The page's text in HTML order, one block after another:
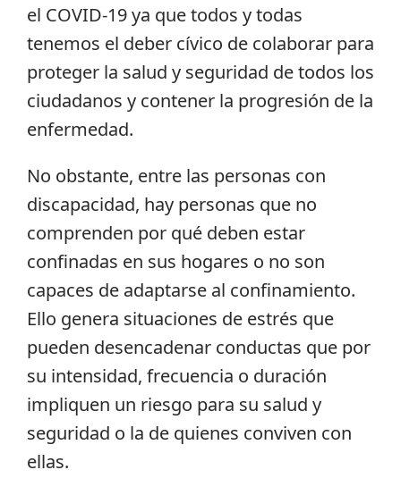
el COVID-19 ya que todos y todas
tenemos el deber cívico de colaborar para
proteger la salud y seguridad de todos los
ciudadanos y contener la progresión de la
enfermedad.
No obstante, entre las personas con
discapacidad, hay personas que no
comprenden por qué deben estar
confinadas en sus hogares o no son
capaces de adaptarse al confinamiento.
Ello genera situaciones de estrés que
pueden desencadenar conductas que por
su intensidad, frecuencia o duración
impliquen un riesgo para su salud y
seguridad o la de quienes conviven con
ellas.